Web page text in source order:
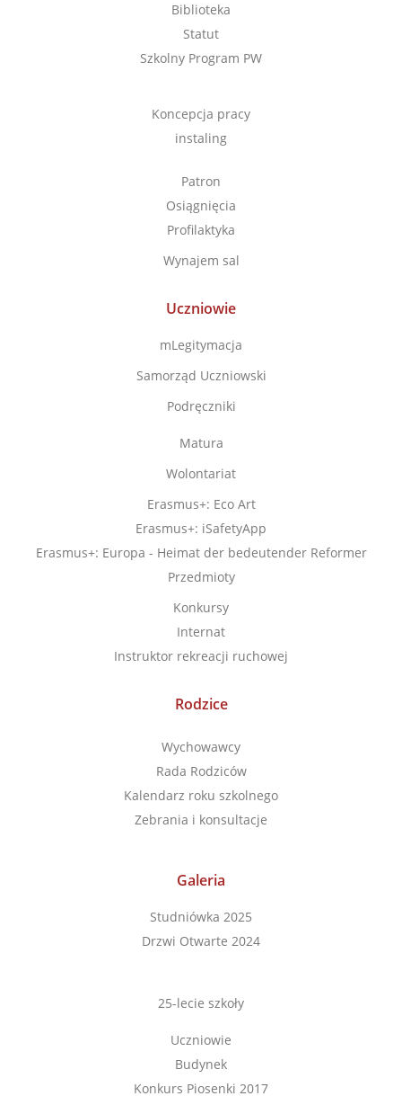
Biblioteka
Statut
Szkolny Program PW
Koncepcja pracy
instaling
Patron
Osiągnięcia
Profilaktyka
Wynajem sal
Uczniowie
mLegitymacja
Samorząd Uczniowski
Podręczniki
Matura
Wolontariat
Erasmus+: Eco Art
Erasmus+: iSafetyApp
Erasmus+: Europa - Heimat der bedeutender Reformer
Przedmioty
Konkursy
Internat
Instruktor rekreacji ruchowej
Rodzice
Wychowawcy
Rada Rodziców
Kalendarz roku szkolnego
Zebrania i konsultacje
Galeria
Studniówka 2025
Drzwi Otwarte 2024
25-lecie szkoły
Uczniowie
Budynek
Konkurs Piosenki 2017